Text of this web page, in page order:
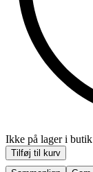
Ikke på lager i butik
Tilføj til kurv